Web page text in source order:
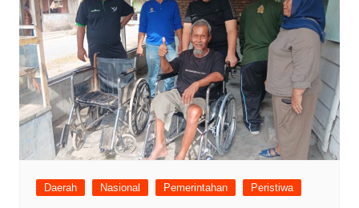
Daerah Nasional Pemerintahan Peristiwa